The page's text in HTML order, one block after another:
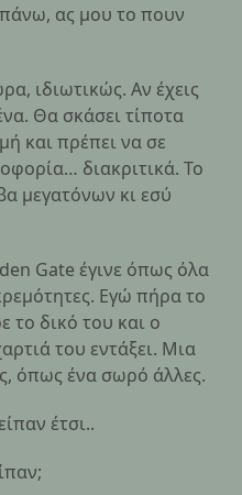
ας μου το πουν
ιδιωτικώς. Αν έχεις
Θα σκάσει τίποτα
και πρέπει να σε
διακριτικά. To
μεγατόνων κι εσύ
Gate έγινε όπως όλα
Εγώ πήρα το
το δικό του και ο
του εντάξει. Μια
όπως ένα σωρό άλλες.
έτσι..